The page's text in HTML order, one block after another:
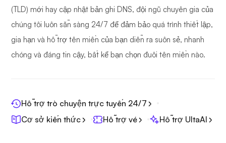
(TLD) mới hay cập nhật bản ghi DNS, đội ngũ chuyên gia của
chúng tôi luôn sẵn sàng 24/7 để đảm bảo quá trình thiết lập,
gia hạn và hỗ trợ tên miền của bạn diễn ra suôn sẻ, nhanh
chóng và đáng tin cậy, bất kể bạn chọn đuôi tên miền nào.
Hỗ trợ trò chuyện trực tuyến 24/7
Cơ sở kiến thức
Hỗ trợ vé Hỗ trợ UltaAI